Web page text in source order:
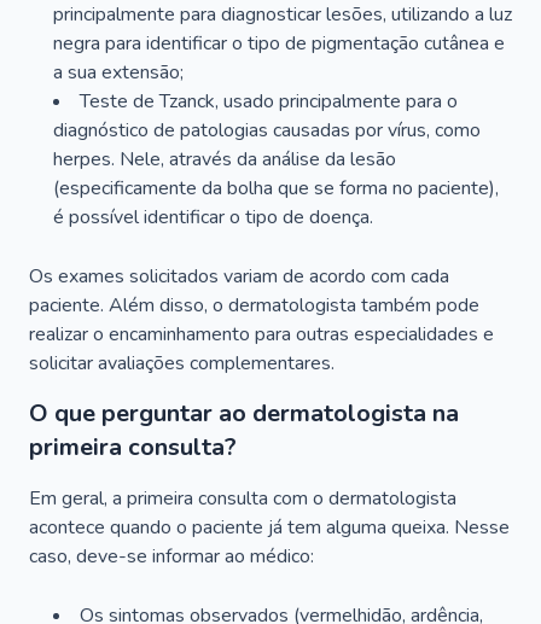
principalmente para diagnosticar lesões, utilizando a luz
negra para identificar o tipo de pigmentação cutânea e
a sua extensão;
Teste de Tzanck, usado principalmente para o
diagnóstico de patologias causadas por vírus, como
herpes. Nele, através da análise da lesão
(especificamente da bolha que se forma no paciente),
é possível identificar o tipo de doença.
Os exames solicitados variam de acordo com cada
paciente. Além disso, o dermatologista também pode
realizar o encaminhamento para outras especialidades e
solicitar avaliações complementares.
O que perguntar ao dermatologista na
primeira consulta?
Em geral, a primeira consulta com o dermatologista
acontece quando o paciente já tem alguma queixa. Nesse
caso, deve-se informar ao médico:
Os sintomas observados (vermelhidão, ardência,